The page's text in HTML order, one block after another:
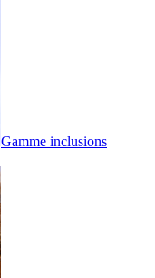
Gamme inclusions